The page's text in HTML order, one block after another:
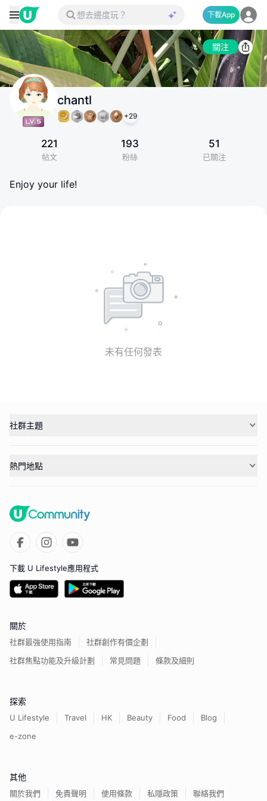
下載App
關注
chantl
+29
221
帖文
193
粉絲
51
已關注
Enjoy your life!
未有任何發表
社群主題
熱門地點
下載 U Lifestyle應用程式
關於
社群最強使用指南
社群創作有價企劃
社群焦點功能及升級計劃
常見問題 條款及細則
探索
U Lifestyle Travel HK Beauty Food
Blog
e-zone
其他
關於我們 免責聲明 使用條款 私隱政策 聯絡我們